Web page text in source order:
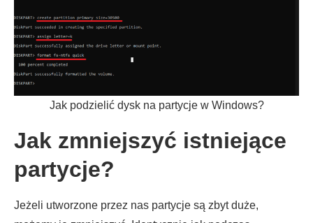
Jak podzielić dysk na partycje w Windows?
Jak zmniejszyć istniejące
partycje?
Jeżeli utworzone przez nas partycje są zbyt duże,